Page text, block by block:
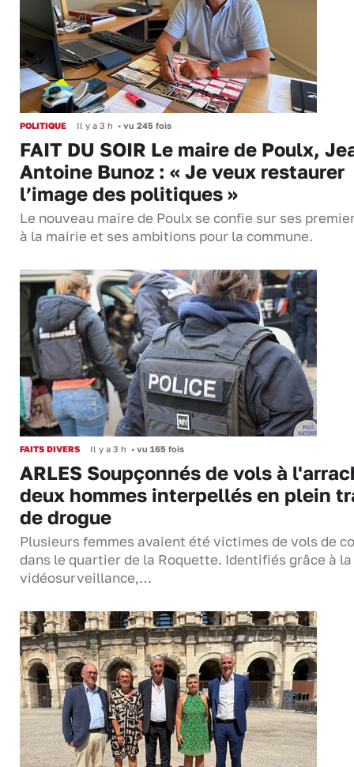
POLITIQUE Il y a 3 h • vu 245 fois
FAIT DU SOIR Le maire de Poulx,
Antoine Bunoz : « Je veux restaurer
l’image des politiques »
Le nouveau maire de Poulx se confie sur ses
à la mairie et ses ambitions pour la commune.
FAITS DIVERS Il y a 3 h • vu 165 fois
ARLES Soupçonnés de vols à
deux hommes interpellés en plein
de drogue
Plusieurs femmes avaient été victimes de vols de
dans le quartier de la Roquette. Identifiés grâce à la
vidéosurveillance,…